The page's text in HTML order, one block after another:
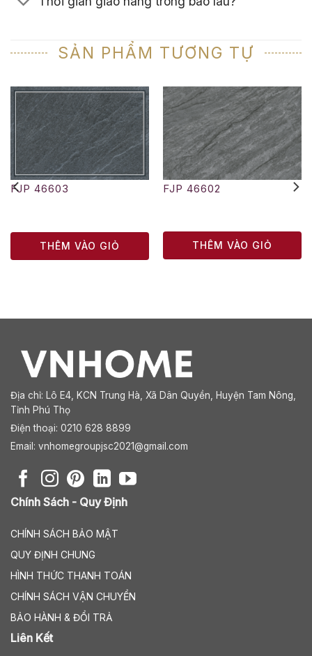
SẢN PHẨM TƯƠNG TỰ
FJP 46603
THÊM VÀO GIỎ
FJP 46602
THÊM VÀO GIỎ
Địa chỉ: Lô E4, KCN Trung Hà, Xã Dân Quyền, Huyện Tam Nông,
Tỉnh Phú Thọ
Điện thoại: 0210 628 8899
Email: vnhomegroupjsc2021@gmail.com
Chính Sách - Quy Định
CHÍNH SÁCH BẢO MẬT
QUY ĐỊNH CHUNG
HÌNH THỨC THANH TOÁN
CHÍNH SÁCH VẬN CHUYỂN
BẢO HÀNH & ĐỔI TRẢ
Liên Kết